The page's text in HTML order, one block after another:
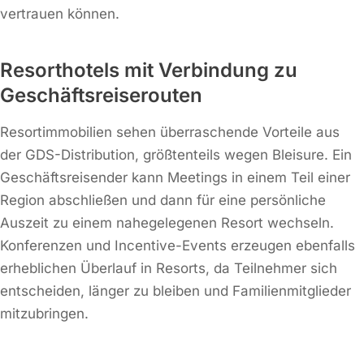
vertrauen können.
Resorthotels mit Verbindung zu
Geschäftsreiserouten
Resortimmobilien sehen überraschende Vorteile aus
der GDS-Distribution, größtenteils wegen Bleisure. Ein
Geschäftsreisender kann Meetings in einem Teil einer
Region abschließen und dann für eine persönliche
Auszeit zu einem nahegelegenen Resort wechseln.
Konferenzen und Incentive-Events erzeugen ebenfalls
erheblichen Überlauf in Resorts, da Teilnehmer sich
entscheiden, länger zu bleiben und Familienmitglieder
mitzubringen.